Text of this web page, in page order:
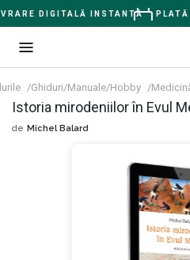
DIGITALĂ INSTANTĂ PLATĂ
Ghiduri/Manuale/Hobby
Istoria mirodeniilor în Evul
de Michel Balard